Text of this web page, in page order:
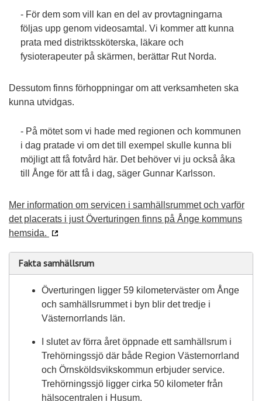
- För dem som vill kan en del av provtagningarna
följas upp genom videosamtal. Vi kommer att kunna
prata med distriktssköterska, läkare och
fysioterapeuter på skärmen, berättar Rut Norda.
Dessutom finns förhoppningar om att verksamheten ska
kunna utvidgas.
- På mötet som vi hade med regionen och kommunen
i dag pratade vi om det till exempel skulle kunna bli
möjligt att få fotvård här. Det behöver vi ju också åka
till Ånge för att få i dag, säger Gunnar Karlsson.
Mer information om servicen i samhällsrummet och varför
det placerats i just Överturingen finns på Ånge kommuns
hemsida.
Fakta samhällsrum
Överturingen ligger 59 kilometerväster om Ånge
och samhällsrummet i byn blir det tredje i
Västernorrlands län.
I slutet av förra året öppnade ett samhällsrum i
Trehörningssjö där både Region Västernorrland
och Örnsköldsvikskommun erbjuder service.
Trehörningssjö ligger cirka 50 kilometer från
hälsocentralen i Husum.